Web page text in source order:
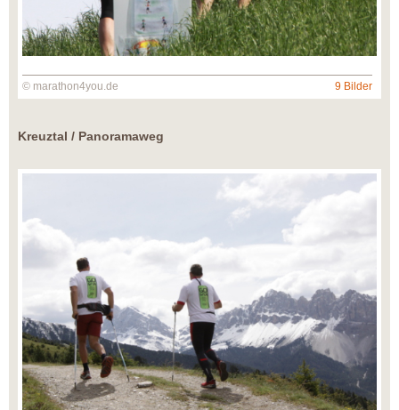
© marathon4you.de 9 Bilder
Kreuztal / Panoramaweg